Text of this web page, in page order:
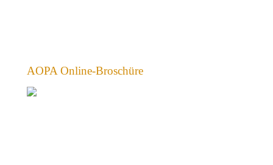
AOPA Online-Broschüre